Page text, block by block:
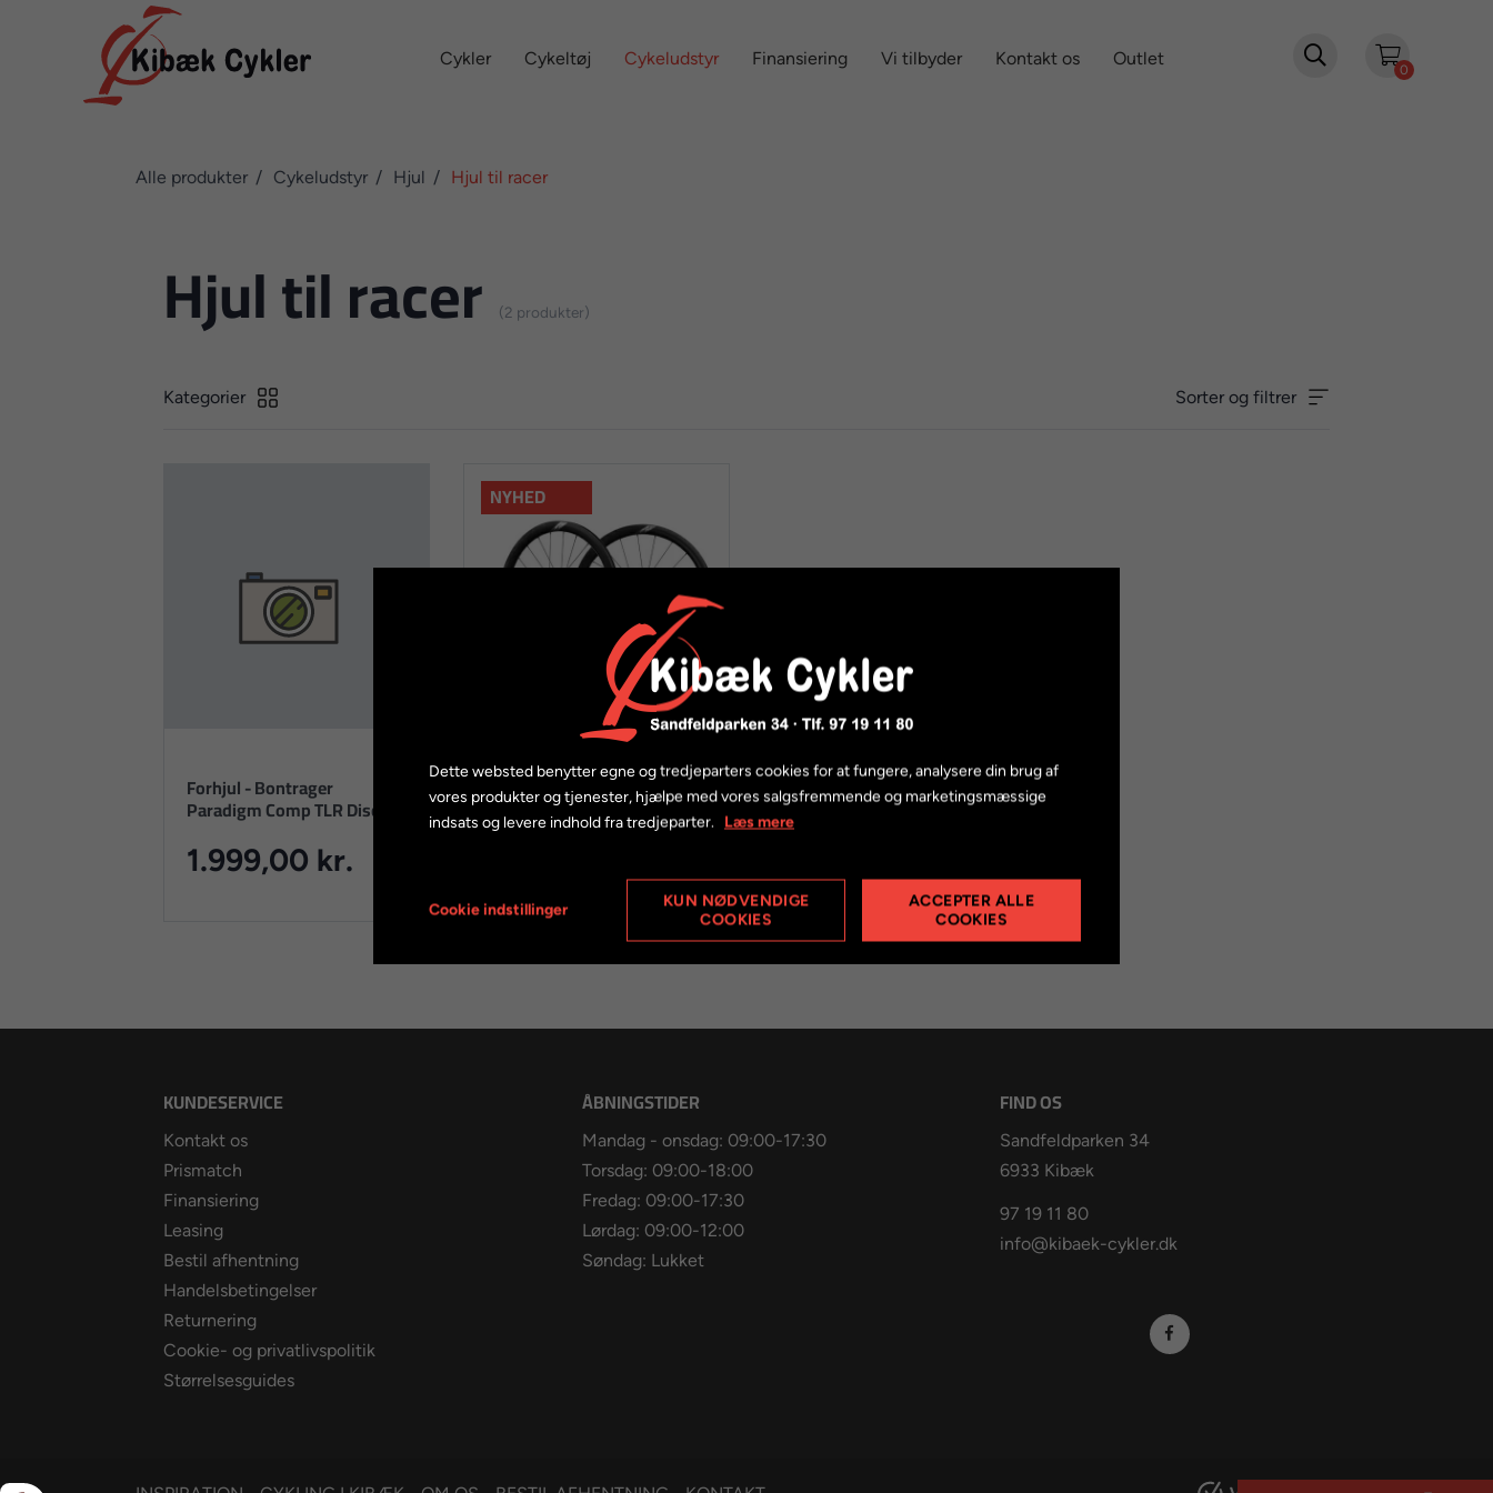
Cykler Cykeltøj Cykeludstyr Finansiering Vi tilbyder Kontakt os Outlet 
0
Alle produkter Cykeludstyr Hjul Hjul til racer
Hjul til racer (2 produkter)
Kategorier Sorter og filtrer
Forhjul - Bontrager
Paradigm Comp TLR Disc
1.999,00 kr.
NYHED
Magene Exar DB45 Pro
carbon hjulsæt
KUNDESERVICE
Kontakt os
Prismatch
Finansiering
Leasing
Bestil afhentning
Handelsbetingelser
Returnering
Cookie- og privatlivspolitik
Størrelsesguides
ÅBNINGSTIDER
Mandag - onsdag: 09:00-17:30
Torsdag: 09:00-18:00
Fredag: 09:00-17:30
Lørdag: 09:00-12:00
Søndag: Lukket
FIND OS
Sandfeldparken 34
6933 Kibæk
97 19 11 80
info@kibaek-cykler.dk
Dette websted benytter egne og tredjeparters cookies for at fungere, analysere din brug af
vores produkter og tjenester, hjælpe med vores salgsfremmende og marketingsmæssige
indsats og levere indhold fra tredjeparter. Læs mere
Cookie indstillinger
KUN NØDVENDIGE
COOKIES
ACCEPTER ALLE
COOKIES